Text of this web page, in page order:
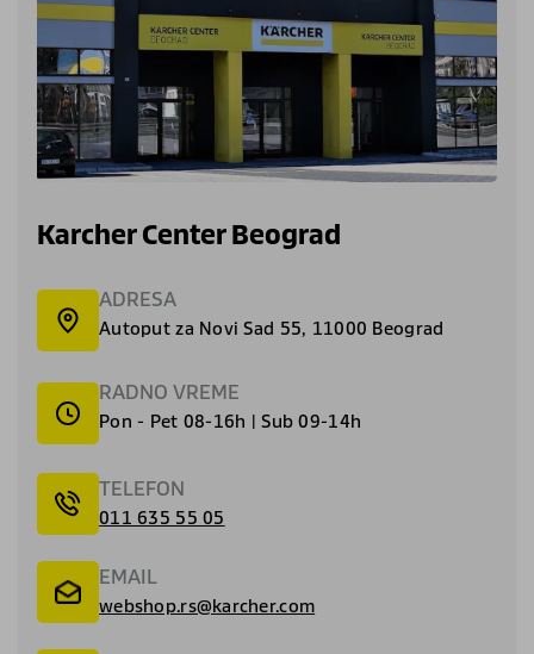
Karcher Center Beograd
ADRESA
Autoput za Novi Sad 55, 11000 Beograd
RADNO VREME
Pon - Pet 08-16h | Sub 09-14h
TELEFON
011 635 55 05
EMAIL
webshop.rs@karcher.com